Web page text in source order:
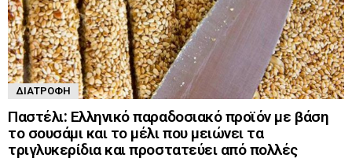
ΔΙΑΤΡΟΦΉ
Παστέλι: Ελληνικό παραδοσιακό προϊόν με βάση
το σουσάμι και το μέλι που μειώνει τα
τριγλυκερίδια και προστατεύει από πολλές